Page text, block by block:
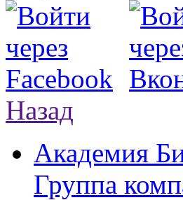
Назад
Академия
Группа